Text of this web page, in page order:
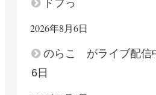
ドフっ
2026年8月6日
のらこ がライブ配信
6日